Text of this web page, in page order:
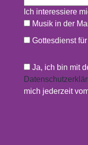
Ich interessiere
Musik in der
Gottesdienst
Ja, ich bin mit
mich jederzeit